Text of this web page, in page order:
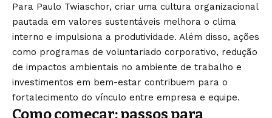
Para Paulo Twiaschor, criar uma cultura organizacional
pautada em valores sustentáveis melhora o clima
interno e impulsiona a produtividade. Além disso, ações
como programas de voluntariado corporativo, redução
de impactos ambientais no ambiente de trabalho e
investimentos em bem-estar contribuem para o
fortalecimento do vínculo entre empresa e equipe.
Como começar: passos para